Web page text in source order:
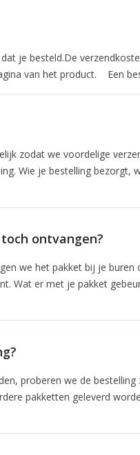
je besteld.De
van het product. Een
zodat we voordelige
Wie je bestelling bezorgt,
ontvangen?
we het pakket bij je
Wat er met je pakket
proberen we de
pakketten geleverd